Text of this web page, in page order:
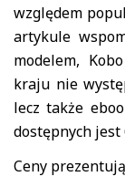
względem
artykule
modelem,
kraju nie
lecz także
dostępnych jest
Ceny